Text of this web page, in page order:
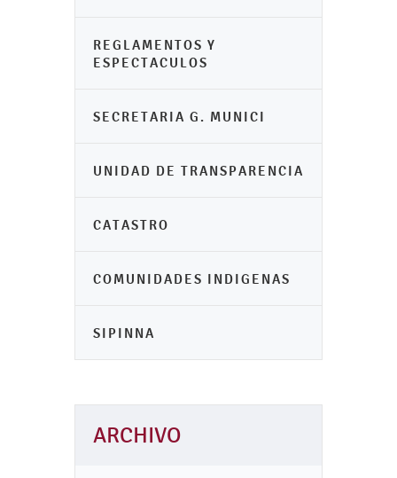
REGLAMENTOS Y
ESPECTACULOS
SECRETARIA G. MUNICI
UNIDAD DE TRANSPARENCIA
CATASTRO
COMUNIDADES INDIGENAS
SIPINNA
ARCHIVO